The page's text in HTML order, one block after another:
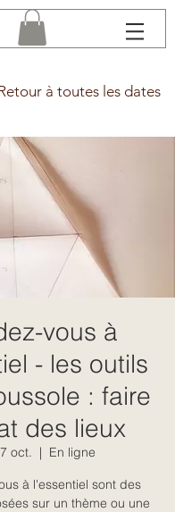
à toutes les dates
vous à
- les outils
: faire
des lieux
oct.
  |
En ligne
à l'essentiel sont des
sur un thème ou une